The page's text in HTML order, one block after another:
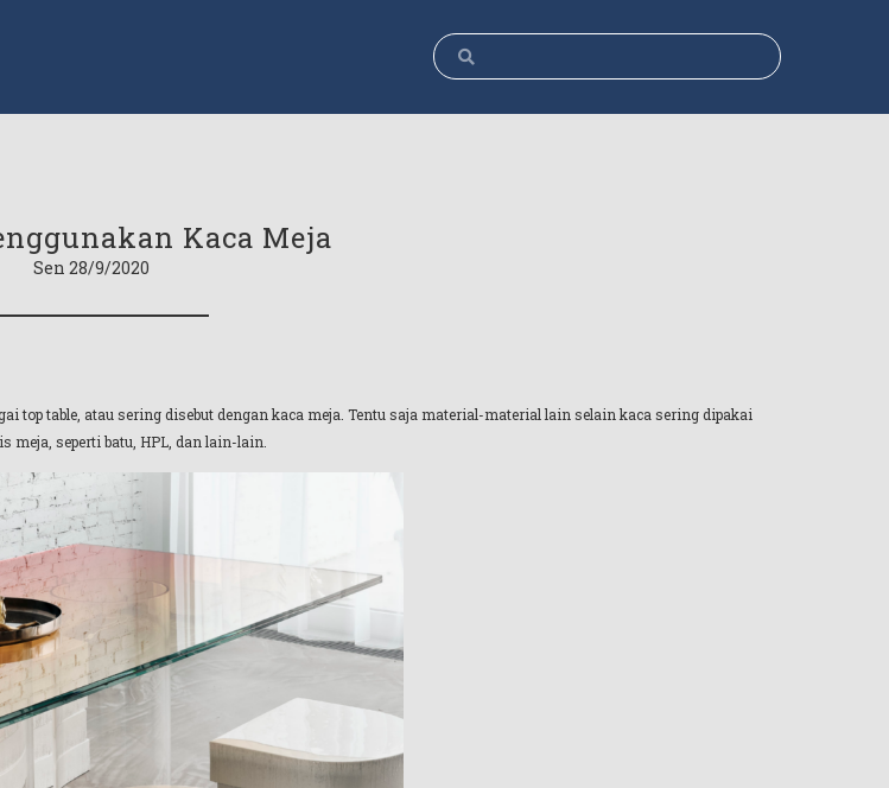
Kaca Meja
Sen 28/9/2020
top table, atau sering disebut dengan kaca meja. Tentu saja material-material lain selain kaca sering dipakai
meja, seperti batu, HPL, dan lain-lain.